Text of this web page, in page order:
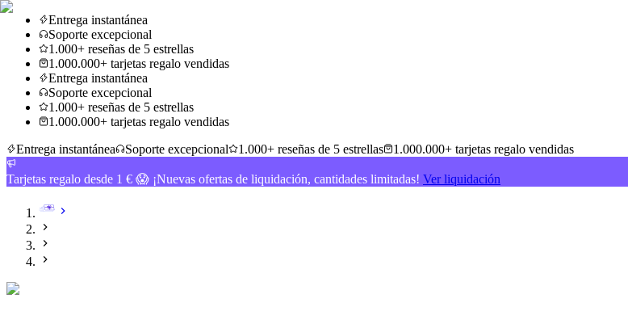
Entrega instantánea
Soporte excepcional
1.000+ reseñas de 5 estrellas
1.000.000+ tarjetas regalo vendidas
Entrega instantánea
Soporte excepcional
1.000+ reseñas de 5 estrellas
1.000.000+ tarjetas regalo vendidas
Entrega instantánea
Soporte excepcional 1.000+ reseñas de 5 estrellas 1.000.000+ tarjetas regalo vendidas
Tarjetas regalo desde 1 € 😱 ¡Nuevas ofertas de liquidación, cantidades limitadas! Ver liquidación